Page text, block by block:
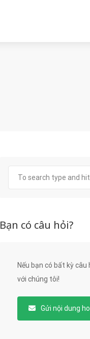
Bạn có câu hỏi?
Nếu bạn có bất kỳ câu
với chúng tôi!
Gửi nội dung